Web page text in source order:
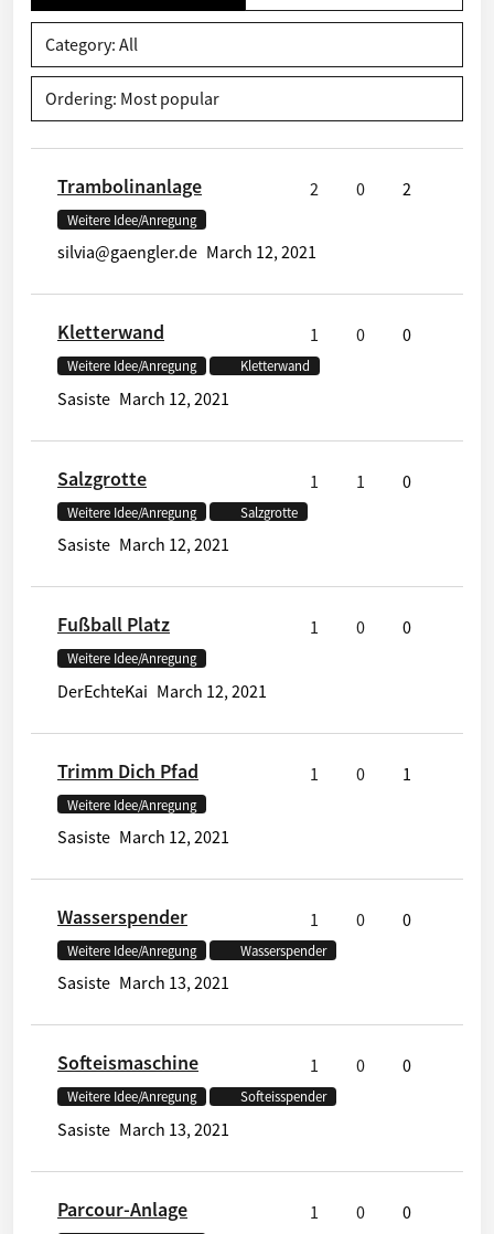
Category: All
Ordering: Most popular
2 0 2
Trambolinanlage
Weitere Idee/Anregung
silvia@gaengler.de March 12, 2021
1 0 0
Kletterwand
Weitere Idee/Anregung Kletterwand
Sasiste March 12, 2021
1 1 0
Salzgrotte
Weitere Idee/Anregung Salzgrotte
Sasiste March 12, 2021
1 0 0
Fußball Platz
Weitere Idee/Anregung
DerEchteKai March 12, 2021
1 0 1
Trimm Dich Pfad
Weitere Idee/Anregung
Sasiste March 12, 2021
1 0 0
Wasserspender
Weitere Idee/Anregung Wasserspender
Sasiste March 13, 2021
1 0 0
Softeismaschine
Weitere Idee/Anregung Softeisspender
Sasiste March 13, 2021
1 0 0
Parcour-Anlage